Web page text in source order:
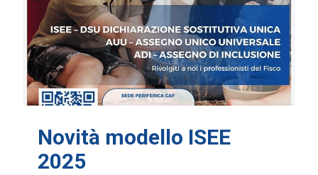
Novità modello ISEE
2025